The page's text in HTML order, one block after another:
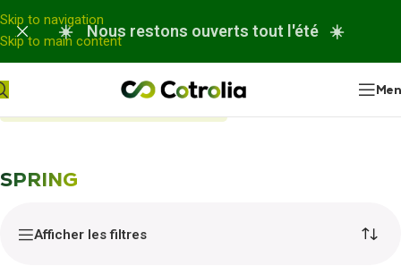
Panneau de gestion des cookies
Skip to navigation
Skip to main content
☀️ Nous restons ouverts tout l'été ☀️
SPRING
Afficher les filtres